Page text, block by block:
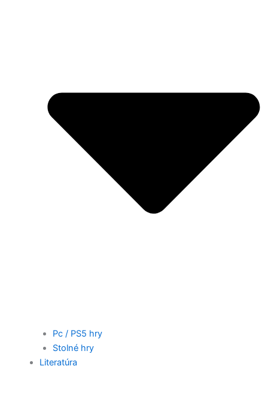
Pc / PS5 hry
Stolné hry
Literatúra